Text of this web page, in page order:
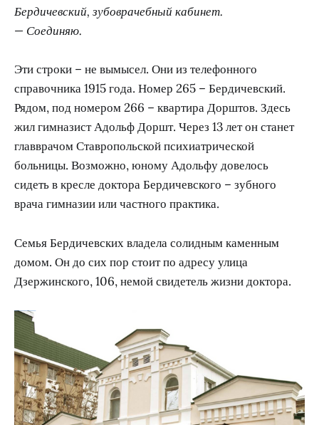
Бердичевский, зубоврачебный кабинет.
— Соединяю.
Эти строки – не вымысел. Они из телефонного
справочника 1915 года. Номер 265 – Бердичевский.
Рядом, под номером 266 – квартира Дорштов. Здесь
жил гимназист Адольф Доршт. Через 13 лет он станет
главврачом Ставропольской психиатрической
больницы. Возможно, юному Адольфу довелось
сидеть в кресле доктора Бердичевского – зубного
врача гимназии или частного практика.
Семья Бердичевских владела солидным каменным
домом. Он до сих пор стоит по адресу улица
Дзержинского, 106, немой свидетель жизни доктора.